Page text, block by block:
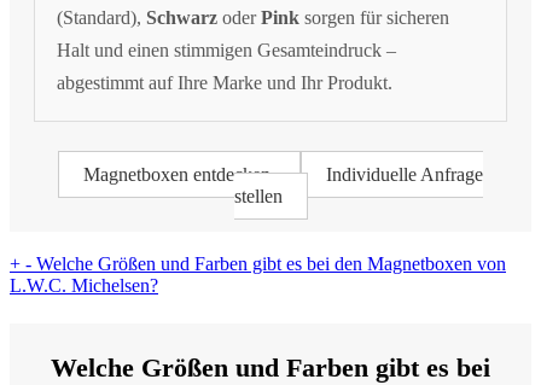
(Standard),Schwarz oderPink sorgen für sicheren
Halt und einen stimmigen Gesamteindruck –
abgestimmt auf Ihre Marke und Ihr Produkt.
Magnetboxen entdecken
Individuelle Anfrage
stellen
+ - Welche Größen und Farben gibt es bei den Magnetboxen von
L.W.C. Michelsen?
Welche Größen und Farben gibt es bei